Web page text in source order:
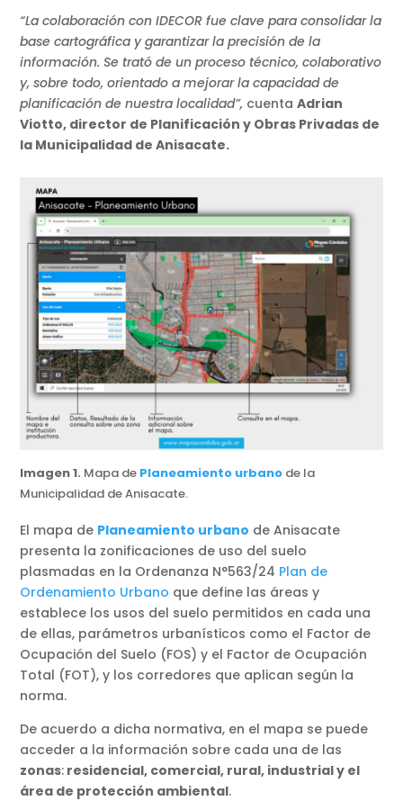
“La colaboración con IDECOR fue clave para consolidar la
base cartográfica y garantizar la precisión de la
información. Se trató de un proceso técnico, colaborativo
y, sobre todo, orientado a mejorar la capacidad de
planificación de nuestra localidad”, cuentaAdrian
Viotto, director de Planificación y Obras Privadas de
la Municipalidad de Anisacate.
Imagen 1. Mapa de Planeamiento urbano de la
Municipalidad de Anisacate.
El mapa de Planeamiento urbano de Anisacate
presenta la zonificaciones de uso del suelo
plasmadas en la Ordenanza N°563/24 Plan de
Ordenamiento Urbano que define las áreas y
establece los usos del suelo permitidos en cada una
de ellas, parámetros urbanísticos como el Factor de
Ocupación del Suelo (FOS) y el Factor de Ocupación
Total (FOT), y los corredores que aplican según la
norma.
De acuerdo a dicha normativa, en el mapa se puede
acceder a la información sobre cada una de las
zonas: residencial, comercial, rural, industrial y el
área de protección ambiental.